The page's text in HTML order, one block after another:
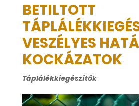
BETILTOTT
VESZÉLYES
KOCKÁZATOK
Táplálékkiegészítők